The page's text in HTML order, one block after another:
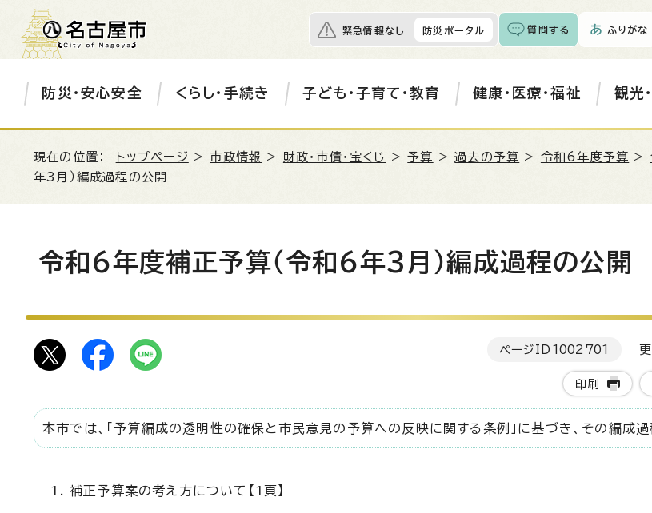
緊急情報なし 防災ポータル 質問する ふりがな
防災・安心安全 くらし・手続き 子ども・子育て・教育 健康・医療・福祉 観光
現在の位置： トップページ >市政情報 > 財政・市債・宝くじ >予算 >過去の予算 > 令和6年度予算 >
年3月）編成過程の公開
令和6年度補正予算（令和6年3月）編成過程の公開
ページID 1002701 更
印刷
本市では、「予算編成の透明性の確保と市民意見の予算への反映に関する条例」に基づき、その編成過
補正予算案の考え方について【1頁】